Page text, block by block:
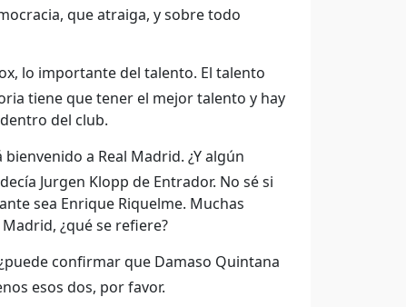
que atraiga, y sobre todo
lo importante del talento. El talento
tiene que tener el mejor talento y hay
del club.
a Real Madrid. ¿Y algún
Jurgen Klopp de Entrador. No sé si
sea Enrique Riquelme. Muchas
¿qué se refiere?
confirmar que Damaso Quintana
esos dos, por favor.